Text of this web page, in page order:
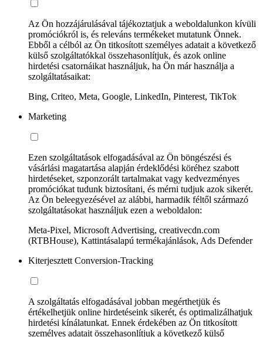
Az Ön hozzájárulásával tájékoztatjuk a weboldalunkon kívüli
promóciókról is, és releváns termékeket mutatunk Önnek.
Ebből a célból az Ön titkosított személyes adatait a következő
külső szolgáltatókkal összehasonlítjuk, és azok online
hirdetési csatornáikat használjuk, ha Ön már használja a
szolgáltatásaikat:
Bing, Criteo, Meta, Google, LinkedIn, Pinterest, TikTok
Marketing
Ezen szolgáltatások elfogadásával az Ön böngészési és
vásárlási magatartása alapján érdeklődési köréhez szabott
hirdetéseket, szponzorált tartalmakat vagy kedvezményes
promóciókat tudunk biztosítani, és mérni tudjuk azok sikerét.
Az Ön beleegyezésével az alábbi, harmadik féltől származó
szolgáltatásokat használjuk ezen a weboldalon:
Meta-Pixel, Microsoft Advertising, creativecdn.com
(RTBHouse), Kattintásalapú termékajánlások, Ads Defender
Kiterjesztett Conversion-Tracking
A szolgáltatás elfogadásával jobban megérthetjük és
értékelhetjük online hirdetéseink sikerét, és optimalizálhatjuk
hirdetési kínálatunkat. Ennek érdekében az Ön titkosított
személyes adatait összehasonlítjuk a következő külső